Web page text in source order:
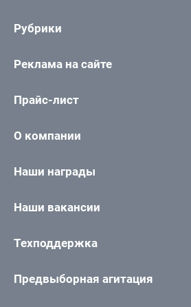
Рубрики
Реклама на сайте
Прайс-лист
О компании
Наши награды
Наши вакансии
Техподдержка
Предвыборная агитация